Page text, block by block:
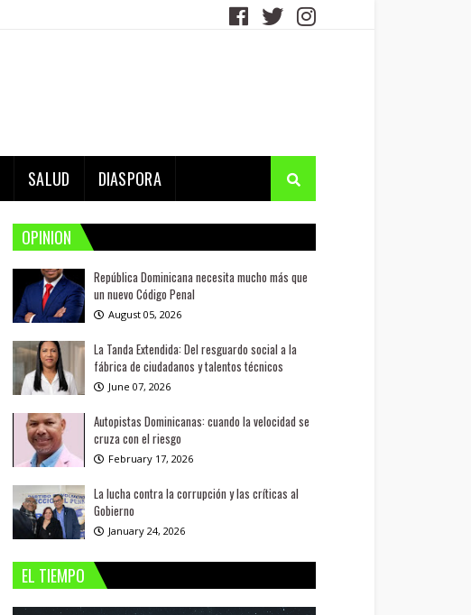
SALUD DIASPORA
OPINION
República Dominicana necesita mucho más que
un nuevo Código Penal
August 05, 2026
La Tanda Extendida: Del resguardo social a la
fábrica de ciudadanos y talentos técnicos
June 07, 2026
Autopistas Dominicanas: cuando la velocidad se
cruza con el riesgo
February 17, 2026
La lucha contra la corrupción y las críticas al
Gobierno
January 24, 2026
EL TIEMPO